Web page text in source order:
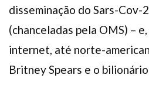
disseminação do Sars-Cov-
(chanceladas pela OMS) –
internet, até norte-
Britney Spears e o